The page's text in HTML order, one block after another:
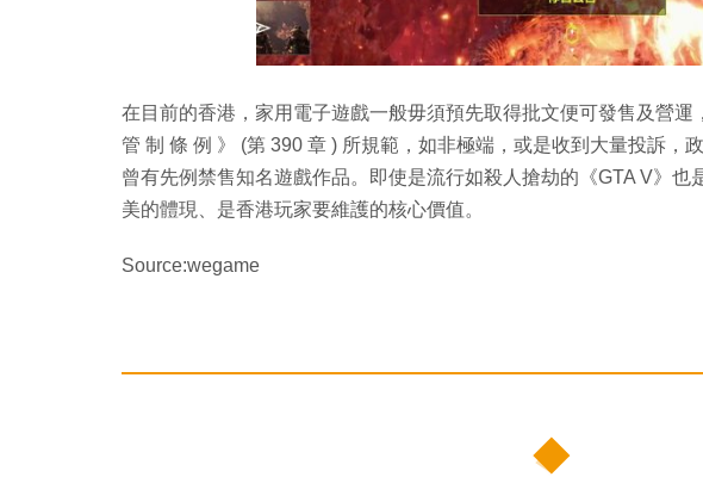
在目前的香港，家用電子遊戲一般毋須預先取得批文便可發售及營運
管 制 條 例 》 (第 390 章 ) 所規範，如非極端，或是收到大量投訴，
曾有先例禁售知名遊戲作品。即使是流行如殺人搶劫的《GTA V》
美的體現、是香港玩家要維護的核心價值。
Source:wegame